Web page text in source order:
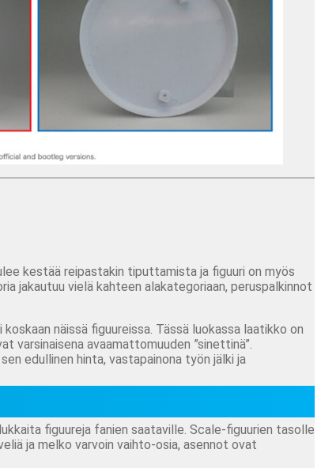
kestää reipastakin tiputtamista ja figuuri on myös
jakautuu vielä kahteen alakategoriaan, peruspalkinnot
näissä figuureissa. Tässä luokassa laatikko on
varsinaisena avaamattomuuden ”sinettinä”.
edullinen hinta, vastapainona työn jälki ja
figuureja fanien saataville. Scale-figuurien tasolle
ja melko varvoin vaihto-osia, asennot ovat